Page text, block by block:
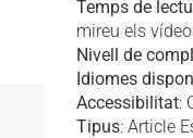
Temps de
mireu els
Nivell de
Idiomes
Accessibilitat:
Tipus: Article